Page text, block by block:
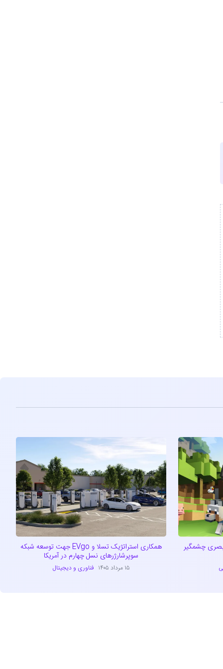
ارتقای بصری چشمگیر همکاری استراتژیک تسلا و EVgo جهت توسعه شبکه
سوپرشارژرهای نسل چهارم در آمریکا
۱۵ مرداد ۱۴۰۵ فناوری و دیجیتال